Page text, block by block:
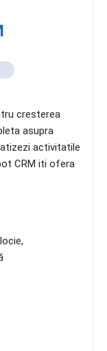
cresterea
asupra
activitatile
CRM iti ofera